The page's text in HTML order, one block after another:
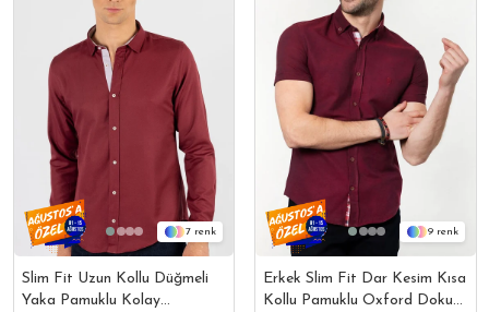
7
Slim Fit Uzun Kollu Düğmeli
Yaka Pamuklu Kolay
9
Erkek Slim Fit Dar Kesim Kısa
Kollu Pamuklu Oxford Doku